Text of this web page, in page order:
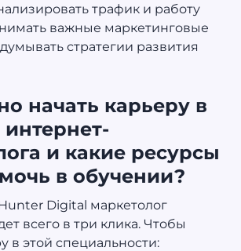
трафик и работу
важные маркетинговые
стратегии развития
начать карьеру в
интернет-
и какие ресурсы
в обучении?
Digital маркетолог
всего в три клика. Чтобы
в этой специальности: